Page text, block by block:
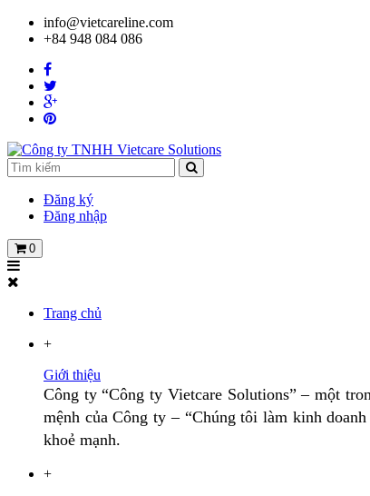
info@vietcareline.com
+84 948 084 086
Đăng ký
Đăng nhập
0
Trang chủ
+
Giới thiệu
Công ty “Công ty Vietcare Solutions” – một
mệnh của Công ty – “Chúng tôi làm kinh
khoẻ mạnh.
+